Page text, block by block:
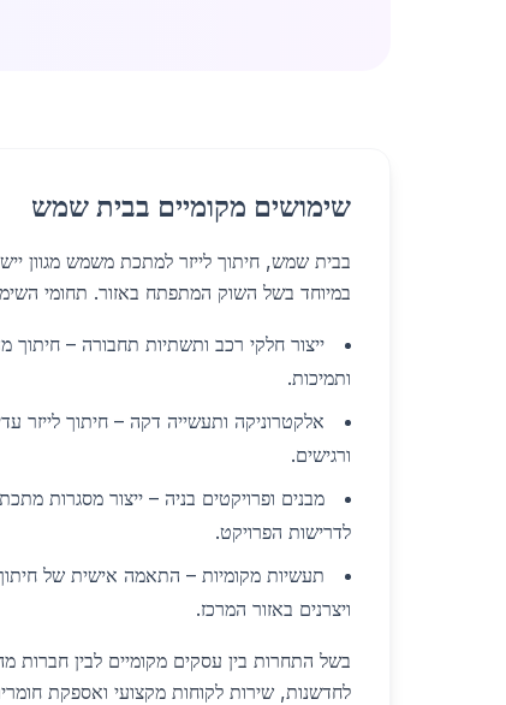
שימושים מקומיים בבית שמש
בבית שמש, חיתוך לייזר למתכת משמש מגוון
במיוחד בשל השוק המתפתח באזור. תחומי
ייצור חלקי רכב ותשתיות תחבורה – חיתוך
ותמיכות.
אלקטרוניקה ותעשייה דקה – חיתוך לייזר
ורגישים.
מבנים ופרויקטים בניה – ייצור מסגרות
לדרישות הפרויקט.
תעשיות מקומיות – התאמה אישית של
ויצרנים באזור המרכז.
בשל התחרות בין עסקים מקומיים לבין חברות
לחדשנות, שירות לקוחות מקצועי ואספקת